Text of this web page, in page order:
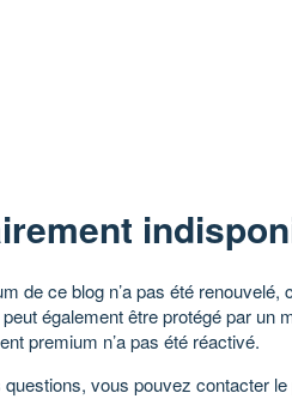
de ce blog n’a pas été renouvelé,
également être protégé par un
premium n’a pas été réactivé.
vous pouvez contacter le